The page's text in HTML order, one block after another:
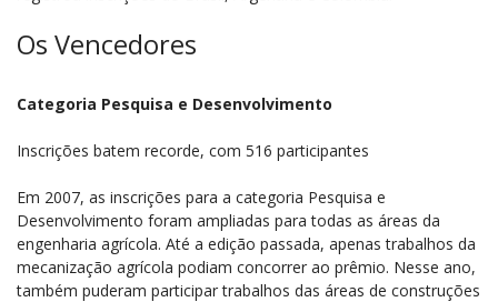
Os Vencedores
Categoria Pesquisa e Desenvolvimento
Inscrições batem recorde, com 516 participantes
Em 2007, as inscrições para a categoria Pesquisa e
Desenvolvimento foram ampliadas para todas as áreas da
engenharia agrícola. Até a edição passada, apenas trabalhos da
mecanização agrícola podiam concorrer ao prêmio. Nesse ano,
também puderam participar trabalhos das áreas de construções